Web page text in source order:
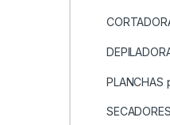
PLANCHAS